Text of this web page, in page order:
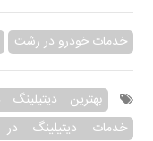
خدمات خودرو در رشت
بهترین
خدمات دیتیلینگ